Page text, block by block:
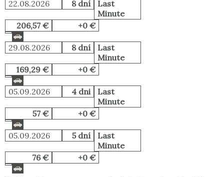
22.08.2026 8 dní
Last
Minute
206,57 €
+0 €
29.08.2026 8 dní
Last
Minute
169,29 €
+0 €
05.09.2026 4 dni
Last
Minute
57 €
+0 €
05.09.2026 5 dní
Last
Minute
76 €
+0 €